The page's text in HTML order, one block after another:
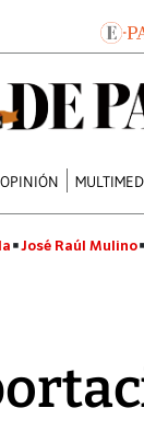
OPINIÓN
José Raúl Mulino